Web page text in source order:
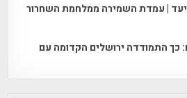
| עמדת השמירה ממלחמת השחרור
כך התמודדה ירושלים הקדומה עם